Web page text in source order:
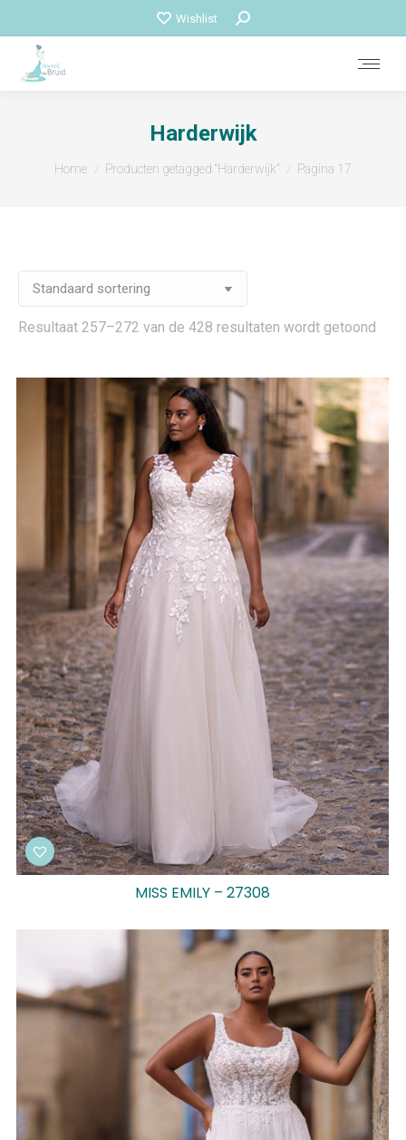
Wishlist Zoeken:
Harderwijk
Je bent hier:
Home Producten getagged “Harderwijk” Pagina 17
Resultaat 257–272 van de 428 resultaten wordt getoond
MISS EMILY – 27308